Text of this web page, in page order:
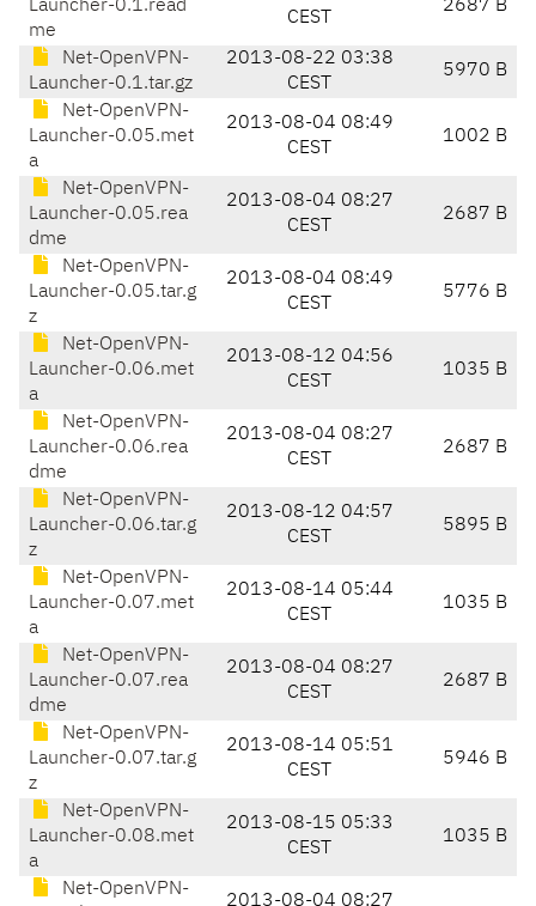
Launcher-0.1.read
me
CEST
2687 B
Net-OpenVPN-
Launcher-0.1.tar.gz
2013-08-22 03:38
CEST
5970 B
Net-OpenVPN-
Launcher-0.05.met
a
2013-08-04 08:49
CEST
1002 B
Net-OpenVPN-
Launcher-0.05.rea
dme
2013-08-04 08:27
CEST
2687 B
Net-OpenVPN-
Launcher-0.05.tar.g
z
2013-08-04 08:49
CEST
5776 B
Net-OpenVPN-
Launcher-0.06.met
a
2013-08-12 04:56
CEST
1035 B
Net-OpenVPN-
Launcher-0.06.rea
dme
2013-08-04 08:27
CEST
2687 B
Net-OpenVPN-
Launcher-0.06.tar.g
z
2013-08-12 04:57
CEST
5895 B
Net-OpenVPN-
Launcher-0.07.met
a
2013-08-14 05:44
CEST
1035 B
Net-OpenVPN-
Launcher-0.07.rea
dme
2013-08-04 08:27
CEST
2687 B
Net-OpenVPN-
Launcher-0.07.tar.g
z
2013-08-14 05:51
CEST
5946 B
Net-OpenVPN-
Launcher-0.08.met
a
2013-08-15 05:33
CEST
1035 B
Net-OpenVPN-
2013-08-04 08:27